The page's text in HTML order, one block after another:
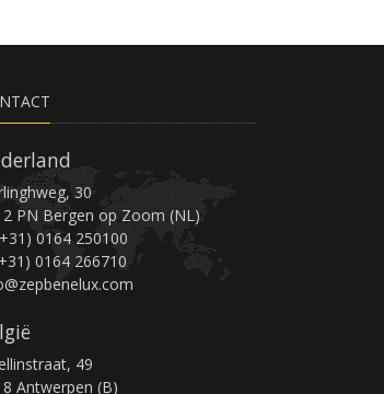
30
PN Bergen op Zoom (NL)
0164 250100
0164 266710
49
Antwerpen (B)